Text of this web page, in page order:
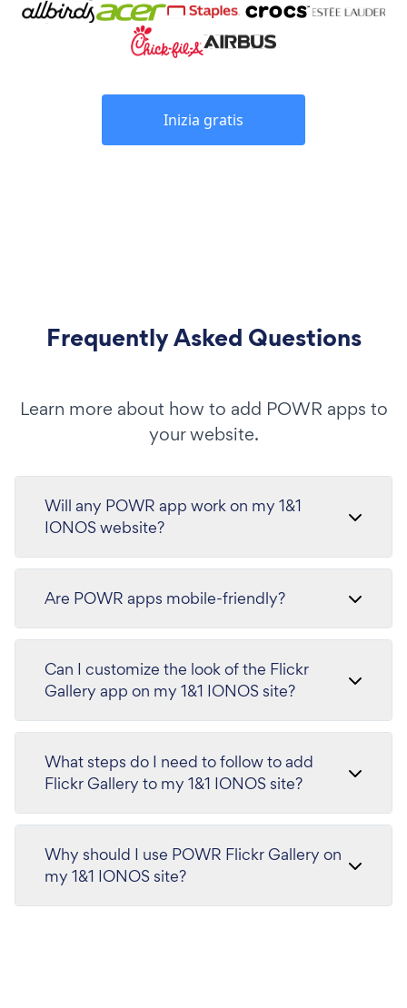
Inizia gratis
Frequently Asked Questions
Learn more about how to add POWR apps to
your website.
Will any POWR app work on my 1&1
IONOS website?
Are POWR apps mobile-friendly?
Can I customize the look of the Flickr
Gallery app on my 1&1 IONOS site?
What steps do I need to follow to add
Flickr Gallery to my 1&1 IONOS site?
Why should I use POWR Flickr Gallery on
my 1&1 IONOS site?